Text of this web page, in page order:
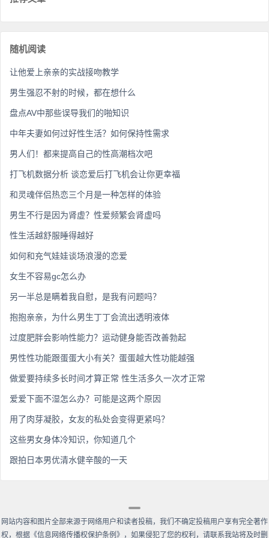
随机阅读
让他爱上亲亲的实战接吻教学
男生强忍不射的时候，都在想什么
盘点AV中那些误导我们的啪知识
中年夫妻如何过好性生活？如何保持性需求
男人们！都来提高自己的性高潮档次吧
打飞机数据分析 谈恋爱后打飞机会让你更幸福
和灵魂伴侣热恋三个月是一种怎样的体验
男生不行是因为肾虚？性爱频繁会肾虚吗
性生活越舒服睡得越好
如何和充气娃娃谈场浪漫的恋爱
女生不容易gc怎么办
另一半总是瞒着我自慰，是我有问题吗？
抱抱亲亲，为什么男生丁丁会流出透明液体
过度肥胖会影响性能力？运动健身能否改善勃起
男性性功能跟蛋蛋大小有关？蛋蛋越大性功能越强
做爱要持续多长时间才算正常 性生活多久一次才正常
爱爱下面不湿怎么办？可能是这两个原因
用了肉芽凝胶，女友的私处会变得更紧吗？
这些男女身体冷知识，你知道几个
跟拍日本男优清水健辛酸的一天
网站内容和图片全部来源于网络用户和读者投稿，我们不确定投稿用户享有完全著作
权，根据《信息网络传播权保护条例》，如果侵犯了您的权利，请联系我站将及时删